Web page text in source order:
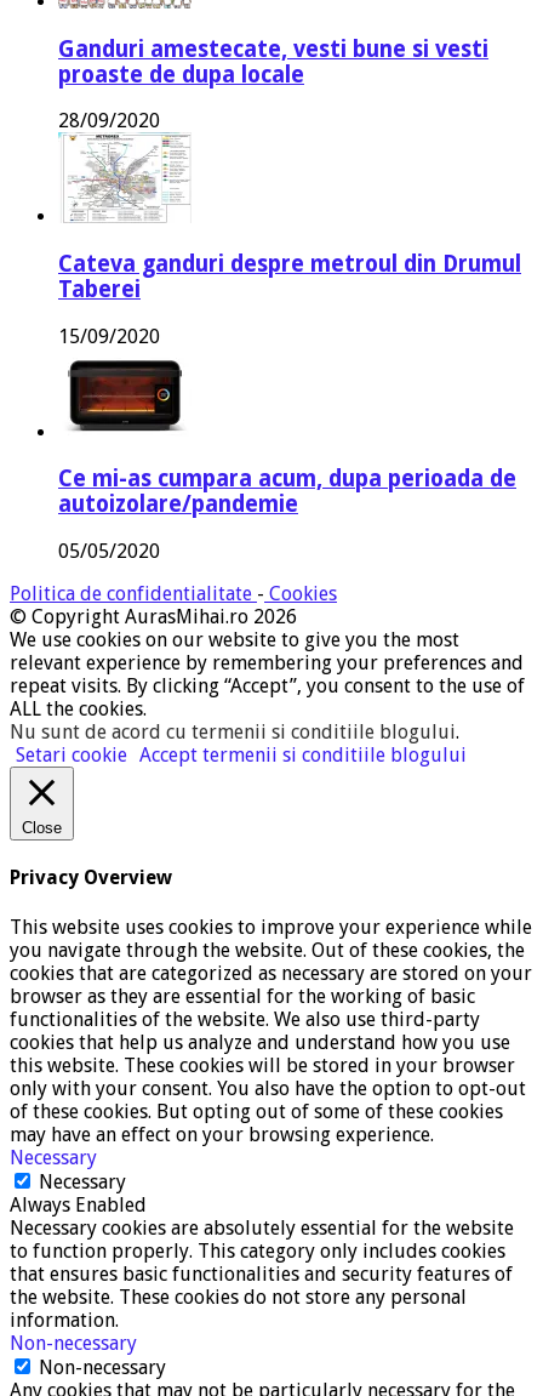
Ganduri amestecate, vesti bune si vesti
proaste de dupa locale
28/09/2020
Cateva ganduri despre metroul din Drumul
Taberei
15/09/2020
Ce mi-as cumpara acum, dupa perioada de
autoizolare/pandemie
05/05/2020
Politica de confidentialitate - Cookies
© Copyright AurasMihai.ro 2026
We use cookies on our website to give you the most
relevant experience by remembering your preferences and
repeat visits. By clicking “Accept”, you consent to the use of
ALL the cookies.
Nu sunt de acord cu termenii si conditiile blogului.
Setari cookie Accept termenii si conditiile blogului
Close
Privacy Overview
This website uses cookies to improve your experience while
you navigate through the website. Out of these cookies, the
cookies that are categorized as necessary are stored on your
browser as they are essential for the working of basic
functionalities of the website. We also use third-party
cookies that help us analyze and understand how you use
this website. These cookies will be stored in your browser
only with your consent. You also have the option to opt-out
of these cookies. But opting out of some of these cookies
may have an effect on your browsing experience.
Necessary
Necessary
Always Enabled
Necessary cookies are absolutely essential for the website
to function properly. This category only includes cookies
that ensures basic functionalities and security features of
the website. These cookies do not store any personal
information.
Non-necessary
Non-necessary
Any cookies that may not be particularly necessary for the